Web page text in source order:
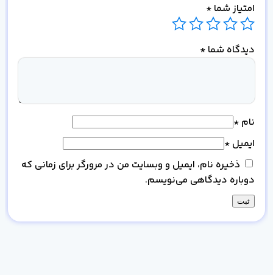
امتیاز شما *
دیدگاه شما *
نام *
ایمیل *
ذخیره نام، ایمیل و وبسایت من در مرورگر برای زمانی که
دوباره دیدگاهی می‌نویسم.